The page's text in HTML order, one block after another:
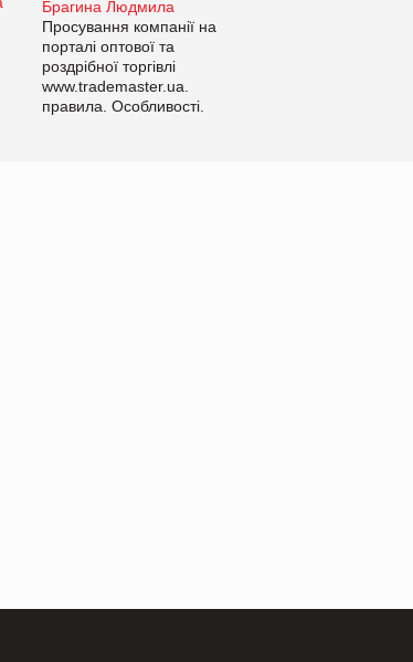
Брагина Людмила
Просування компанії на
порталі оптової та
роздрібної торгівлі
www.trademaster.ua.
правила. Особливості.